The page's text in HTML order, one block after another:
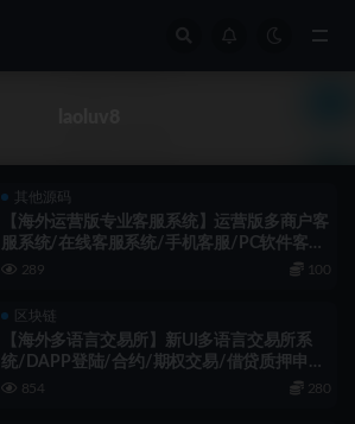
其他源码
【海外运营版专业客服系统】运营版多商户客
服系统/在线客服系统/手机客服/PC软件客服
端/海外源码
289 100
区块链
【海外多语言交易所】新UI多语言交易所系
统/DAPP登陆/合约/期权交易/借贷质押申
购/秒合约/海外源码
854 280